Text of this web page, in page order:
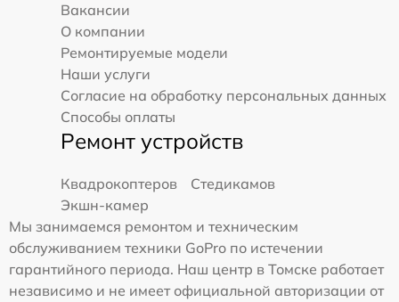
Вакансии
О компании
Ремонтируемые модели
Наши услуги
Согласие на обработку персональных данных
Способы оплаты
Ремонт устройств
Квадрокоптеров
Стедикамов
Экшн-камер
Мы занимаемся ремонтом и техническим
обслуживанием техники GoPro по истечении
гарантийного периода. Наш центр в Томске работает
независимо и не имеет официальной авторизации от